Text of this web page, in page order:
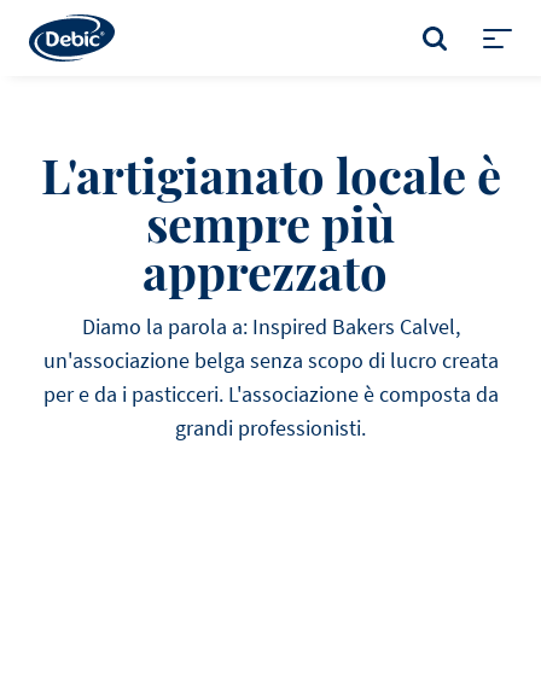
main
CERCA
L'artigianato locale è
sempre più
apprezzato
Diamo la parola a: Inspired Bakers Calvel,
un'associazione belga senza scopo di lucro creata
per e da i pasticceri. L'associazione è composta da
grandi professionisti.